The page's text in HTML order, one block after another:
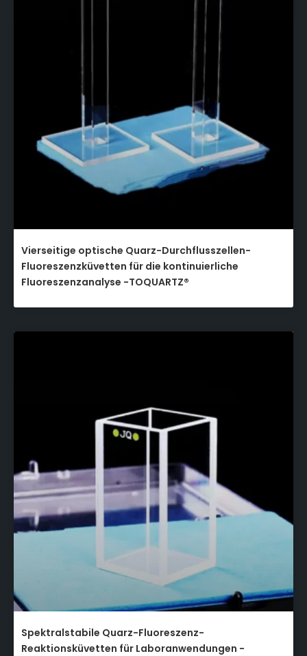
Vierseitige optische Quarz-Durchflusszellen-
Fluoreszenzküvetten für die kontinuierliche
Fluoreszenzanalyse -TOQUARTZ®
Spektralstabile Quarz-Fluoreszenz-
Reaktionsküvetten für Laboranwendungen -